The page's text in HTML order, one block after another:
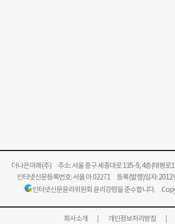
더나은미래(주)주소: 서울 중구 세종대로 135-9, 4층(태평
인터넷신문등록번호: 서울 아 02271 등록(발행)일자:
인터넷신문윤리위원회 윤리강령을 준수합니다.
회사소개 개인정보처리방침